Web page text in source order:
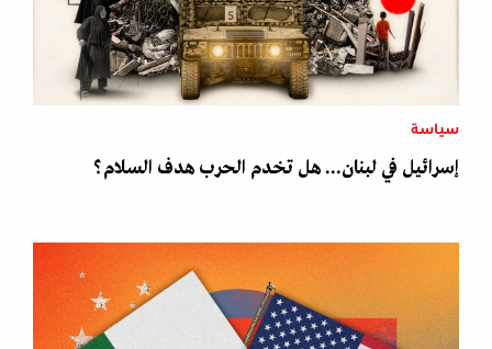
سياسة
إسرائيل في لبنان... هل تخدم الحرب هدف السلام؟